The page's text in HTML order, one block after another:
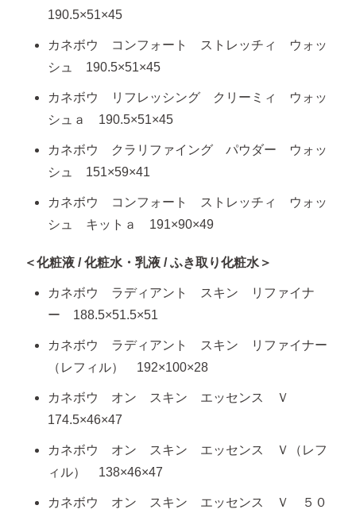
190.5×51×45
カネボウ コンフォート ストレッチィ ウォッ
シュ 190.5×51×45
カネボウ リフレッシング クリーミィ ウォッ
シュａ 190.5×51×45
カネボウ クラリファイング パウダー ウォッ
シュ 151×59×41
カネボウ コンフォート ストレッチィ ウォッ
シュ キットａ 191×90×49
＜化粧液 / 化粧水・乳液 / ふき取り化粧水＞
カネボウ ラディアント スキン リファイナ
ー 188.5×51.5×51
カネボウ ラディアント スキン リファイナー
（レフィル） 192×100×28
カネボウ オン スキン エッセンス Ｖ
174.5×46×47
カネボウ オン スキン エッセンス Ｖ（レフ
ィル） 138×46×47
カネボウ オン スキン エッセンス Ｖ ５０